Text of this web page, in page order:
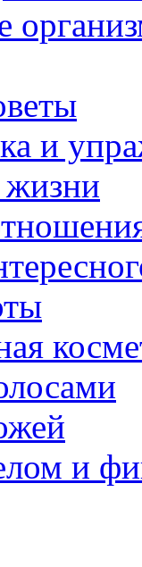
и
жизни
и